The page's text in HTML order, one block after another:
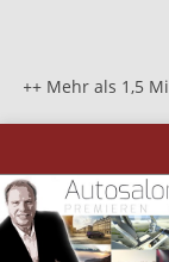
1,5 Millionen